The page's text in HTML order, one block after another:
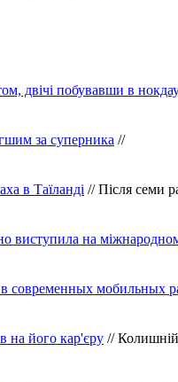
двічі побувавши в
за суперника //
в Таїланді // Після семи
виступила на
современных мобильных
на його кар'єру //